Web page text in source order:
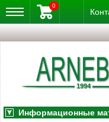
0
Информационные